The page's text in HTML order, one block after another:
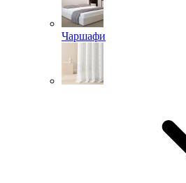
Чаршафи